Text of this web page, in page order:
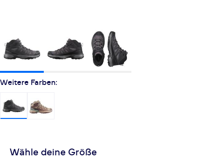
Weitere Farben:
Wähle deine Größe